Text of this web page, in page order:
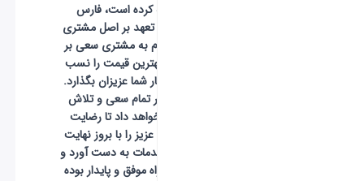
مختلفی عرضه کرده است، فارس
گیمر همواره با تعهد بر اصل مشتری
مداری و احترام به مشتری سعی بر
این داشته تا بهترین قیمت را نسب
به رقبا در اختیار شما عزیزان بگذارد.
تیم فارس گیمر تمام سعی و تلاش
خود را انجام خواهد داد تا رضایت
کامل مشتریان عزیز را با بروز نهایت
کیفیت ارائه خدمات به دست آورد و
همراه در این راه موفق و پایدار بوده